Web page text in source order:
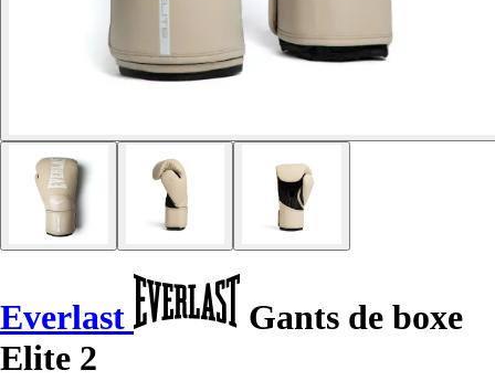
Everlast
Gants de boxe
Elite 2